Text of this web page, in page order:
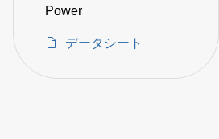
Power
データシート